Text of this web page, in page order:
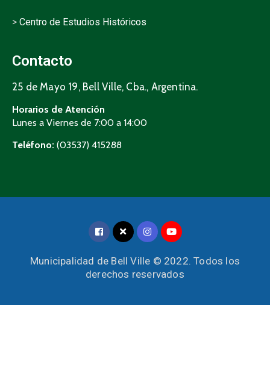
> Centro de Estudios Históricos
Contacto
25 de Mayo 19, Bell Ville, Cba., Argentina.
Horarios de Atención
Lunes a Viernes de 7:00 a 14:00
Teléfono: (03537) 415288
Municipalidad de Bell Ville © 2022. Todos los
derechos reservados